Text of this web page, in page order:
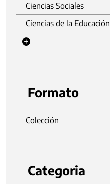
Ciencias Sociales
Ciencias de la Educación
Formato
Colección
Categoria